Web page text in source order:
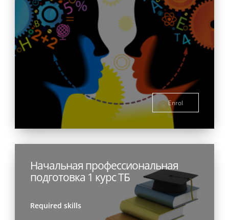
Enrol
Начальная профессиональная
подготовка 1 курс ТБ
Required skills